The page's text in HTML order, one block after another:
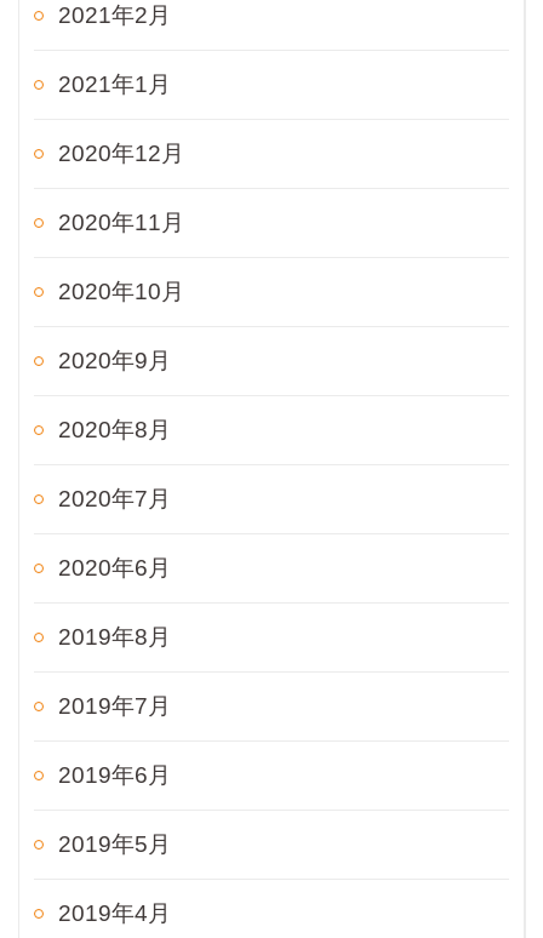
2021年2月
2021年1月
2020年12月
2020年11月
2020年10月
2020年9月
2020年8月
2020年7月
2020年6月
2019年8月
2019年7月
2019年6月
2019年5月
2019年4月